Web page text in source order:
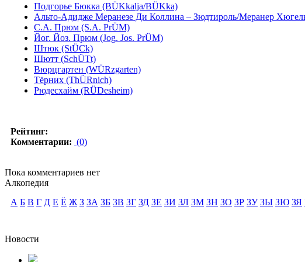
Подгорье Бюкка (BÜKkalja/BÜKka)
Альто-Адидже Меранезе Ди Коллина – Зюдтироль/Меранер
С.А. Прюм (S.A. PrÜM)
Йог. Йоз. Прюм (Jog. Jos. PrÜM)
Штюк (StÜCk)
Шютт (SchÜTt)
Вюрцгартен (WÜRzgarten)
Тёрних (ThÜRnich)
Рюдесхайм (RÜDesheim)
Рейтинг:
Комментарии: (0)
Пока комментариев нет
Алкопедия
А Б В Г Д Е Ё Ж З ЗА ЗБ ЗВ ЗГ ЗД ЗЕ ЗИ ЗЛ ЗМ ЗН ЗО ЗР ЗУ ЗЫ ЗЮ ЗЯ
Новости